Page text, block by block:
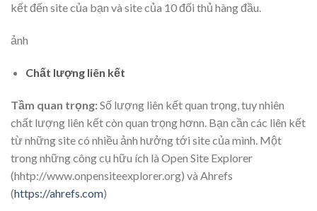
kết đến site của bạn và site của 10 đối thủ hàng đầu.
ảnh
Chất lượng liên kết
Tầm quan trọng:Số lượng liên kết quan trọng, tuy nhiên
chất lượng liên kết còn quan trọng hơnn. Bạn cần các liên kết
từ những site có nhiều ảnh hưởng tới site của mình. Một
trong những công cụ hữu ích là Open Site Explorer
(hhtp://www.onpensiteexplorer.org) và Ahrefs
(https://ahrefs.com)